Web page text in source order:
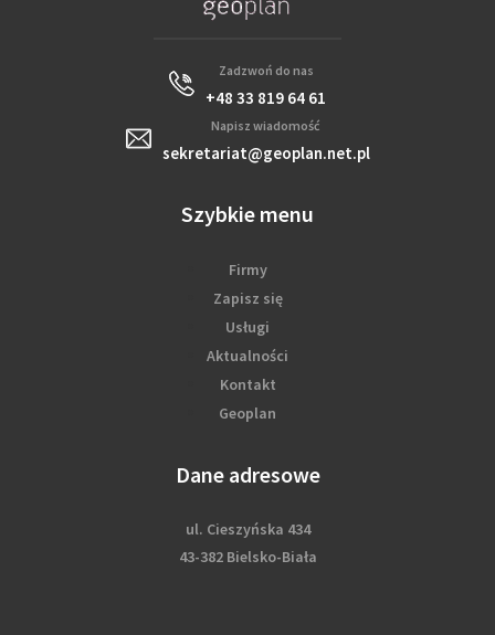
Zadzwoń do nas
+48 33 819 64 61
Napisz wiadomość
sekretariat@geoplan.net.pl
Szybkie menu
Firmy
Zapisz się
Usługi
Aktualności
Kontakt
Geoplan
Dane adresowe
ul. Cieszyńska 434
43-382 Bielsko-Biała